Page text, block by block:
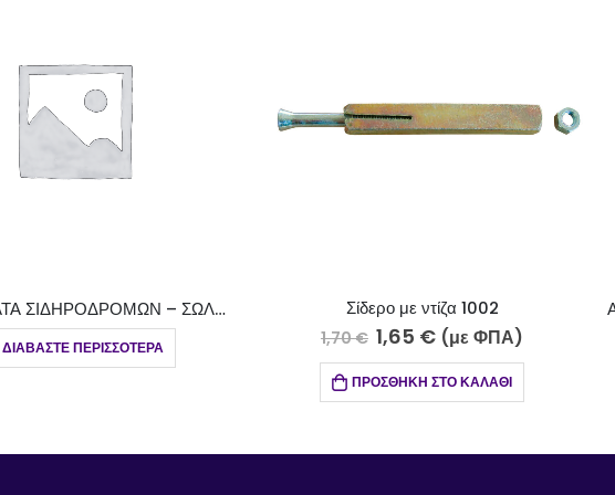
Σίδερο με ντίζα 1002
1,70€ 1,65
13,50€ 12,85
ΠΡΟΣΘΉΚΗ ΣΤΟ ΚΑΛΆΘΙ